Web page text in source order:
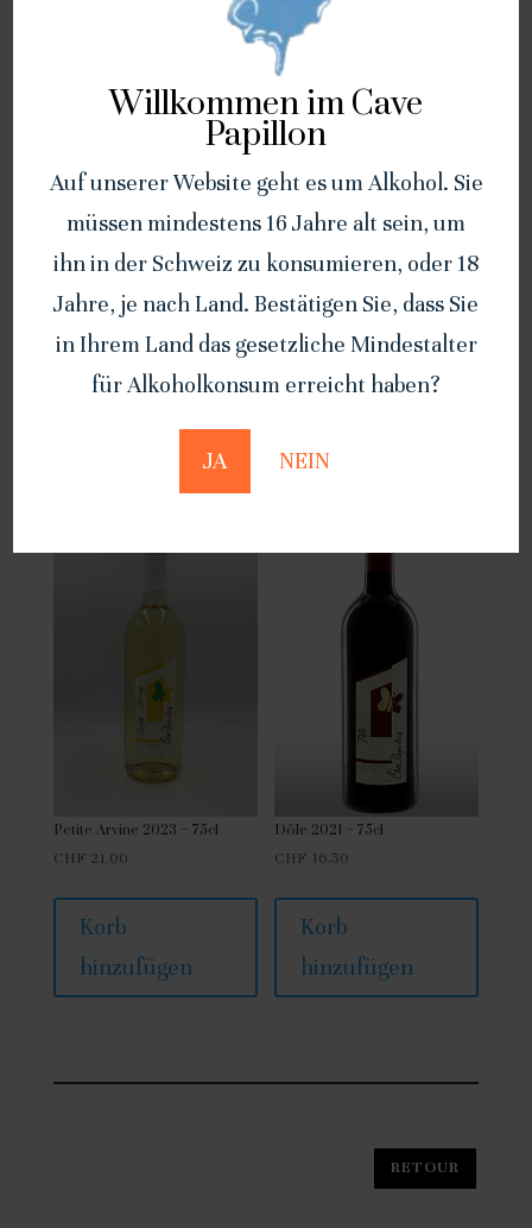
Willkommen im Cave
Papillon
Auf unserer Website geht es um Alkohol. Sie
müssen mindestens 16 Jahre alt sein, um
ihn in der Schweiz zu konsumieren, oder 18
Jahre, je nach Land. Bestätigen Sie, dass Sie
in Ihrem Land das gesetzliche Mindestalter
für Alkoholkonsum erreicht haben?
JA NEIN
CHF22.00
Korb
Cornalin von Salgesch 2023 –
75cl
25.00
Korb
Petite Arvine 2023 – 75cl
CHF 21.00
Korb
hinzufügen
Dôle 2021 – 75cl
CHF 16.50
Korb
hinzufügen